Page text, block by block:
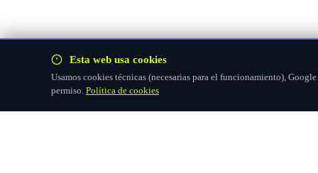
Esta web usa cookies
Usamos cookies técnicas (necesarias para el funcionamiento),
permiso. Política de cookies